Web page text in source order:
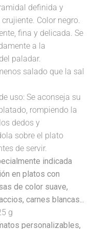
definida y
Color negro.
fina y delicada. Se
a la
paladar.
salado que la sal
uso: Se aconseja su
rompiendo la
dedos y
sobre el plato
de servir.
indicada
en platos con
de color suave,
carnes blancas...
g
personalizables,